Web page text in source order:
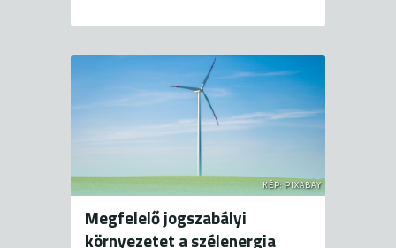
KÉP: PIXABAY
Megfelelő jogszabályi
környezetet a szélenergia